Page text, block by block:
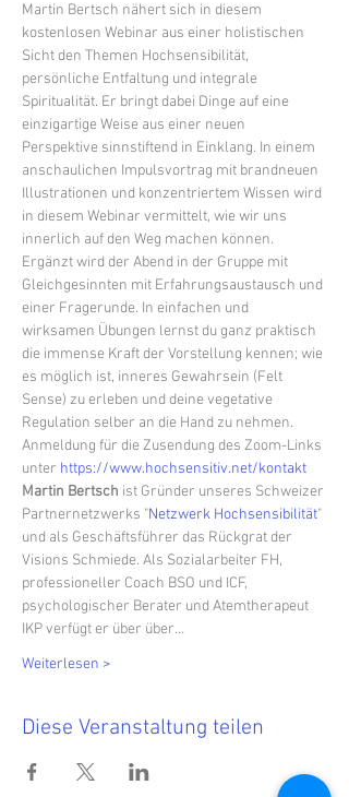
Martin Bertsch nähert sich in diesem
kostenlosen Webinar aus einer holistischen
Sicht den Themen Hochsensibilität,
persönliche Entfaltung und integrale
Spiritualität. Er bringt dabei Dinge auf eine
einzigartige Weise aus einer neuen
Perspektive sinnstiftend in Einklang. In einem
anschaulichen Impulsvortrag mit brandneuen
Illustrationen und konzentriertem Wissen wird
in diesem Webinar vermittelt, wie wir uns
innerlich auf den Weg machen können.
Ergänzt wird der Abend in der Gruppe mit
Gleichgesinnten mit Erfahrungsaustausch und
einer Fragerunde. In einfachen und
wirksamen Übungen lernst du ganz praktisch
die immense Kraft der Vorstellung kennen; wie
es möglich ist, inneres Gewahrsein (Felt
Sense) zu erleben und deine vegetative
Regulation selber an die Hand zu nehmen.
Anmeldung für die Zusendung des Zoom-Links
unter https://www.hochsensitiv.net/kontakt
Martin Bertsch ist Gründer unseres Schweizer
Partnernetzwerks "Netzwerk Hochsensibilität"
und als Geschäftsführer das Rückgrat der
Visions Schmiede. Als Sozialarbeiter FH,
professioneller Coach BSO und ICF,
psychologischer Berater und Atemtherapeut
IKP verfügt er über über…
Weiterlesen >
Diese Veranstaltung teilen